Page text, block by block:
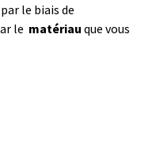
par le biais de
le matériau que vous